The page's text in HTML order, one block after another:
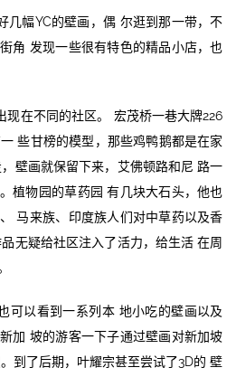
几幅YC的壁画，偶 尔逛到那一带，不
角 发现一些很有特色的精品小店，也
现在不同的社区。 宏茂桥一巷大牌226
些甘榜的模型，那些鸡鸭鹅都是在家
壁画就保留下来，艾佛顿路和尼 路一
植物园的草药园 有几块大石头，他也
马来族、印度族人们对中草药以及香
无疑给社区注入了活力，给生活 在周
可以看到一系列本 地小吃的壁画以及
加 坡的游客一下子通过壁画对新加坡
到了后期，叶耀宗甚至尝试了3D的 壁